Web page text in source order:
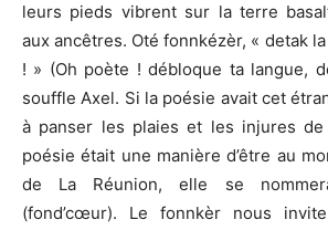
leurs pieds vibrent sur la terre
aux ancêtres. Oté fonnkézèr, « detak
! » (Oh poète ! débloque ta langue,
souffle Axel. Si la poésie avait cet
à panser les plaies et les injures de
poésie était une manière d’être au
de La Réunion, elle se
(fond’cœur). Le fonnkèr nous